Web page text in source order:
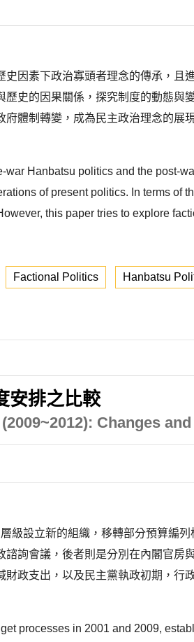
因素下政治寡頭者理念的傳承，
史的因果關係，探究制度的動態與
體制轉變，成為民主政治理念的
Hanbatsu politics and the post-
of present politics. In terms of
this paper tries to explore
Factional Politics Hanbatsu
安排之比較
Changes
級設立新的組織，移轉部分預算編
詢會議，後者則是分別在內閣官
政支出，以及民主黨執政初期，
processes in 2001 and 2009,